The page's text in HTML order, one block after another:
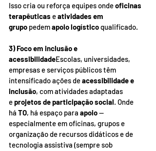
Isso cria ou reforça equipes onde oficinas
terapêuticas e atividades em
grupo pedem apoio logístico qualificado.
3) Foco em inclusão e
acessibilidadeEscolas, universidades,
empresas e serviços públicos têm
intensificado ações de acessibilidade e
inclusão, com atividades adaptadas
e projetos de participação social. Onde
há TO, há espaço para apoio —
especialmente em oficinas, grupos e
organização de recursos didáticos e de
tecnologia assistiva (sempre sob